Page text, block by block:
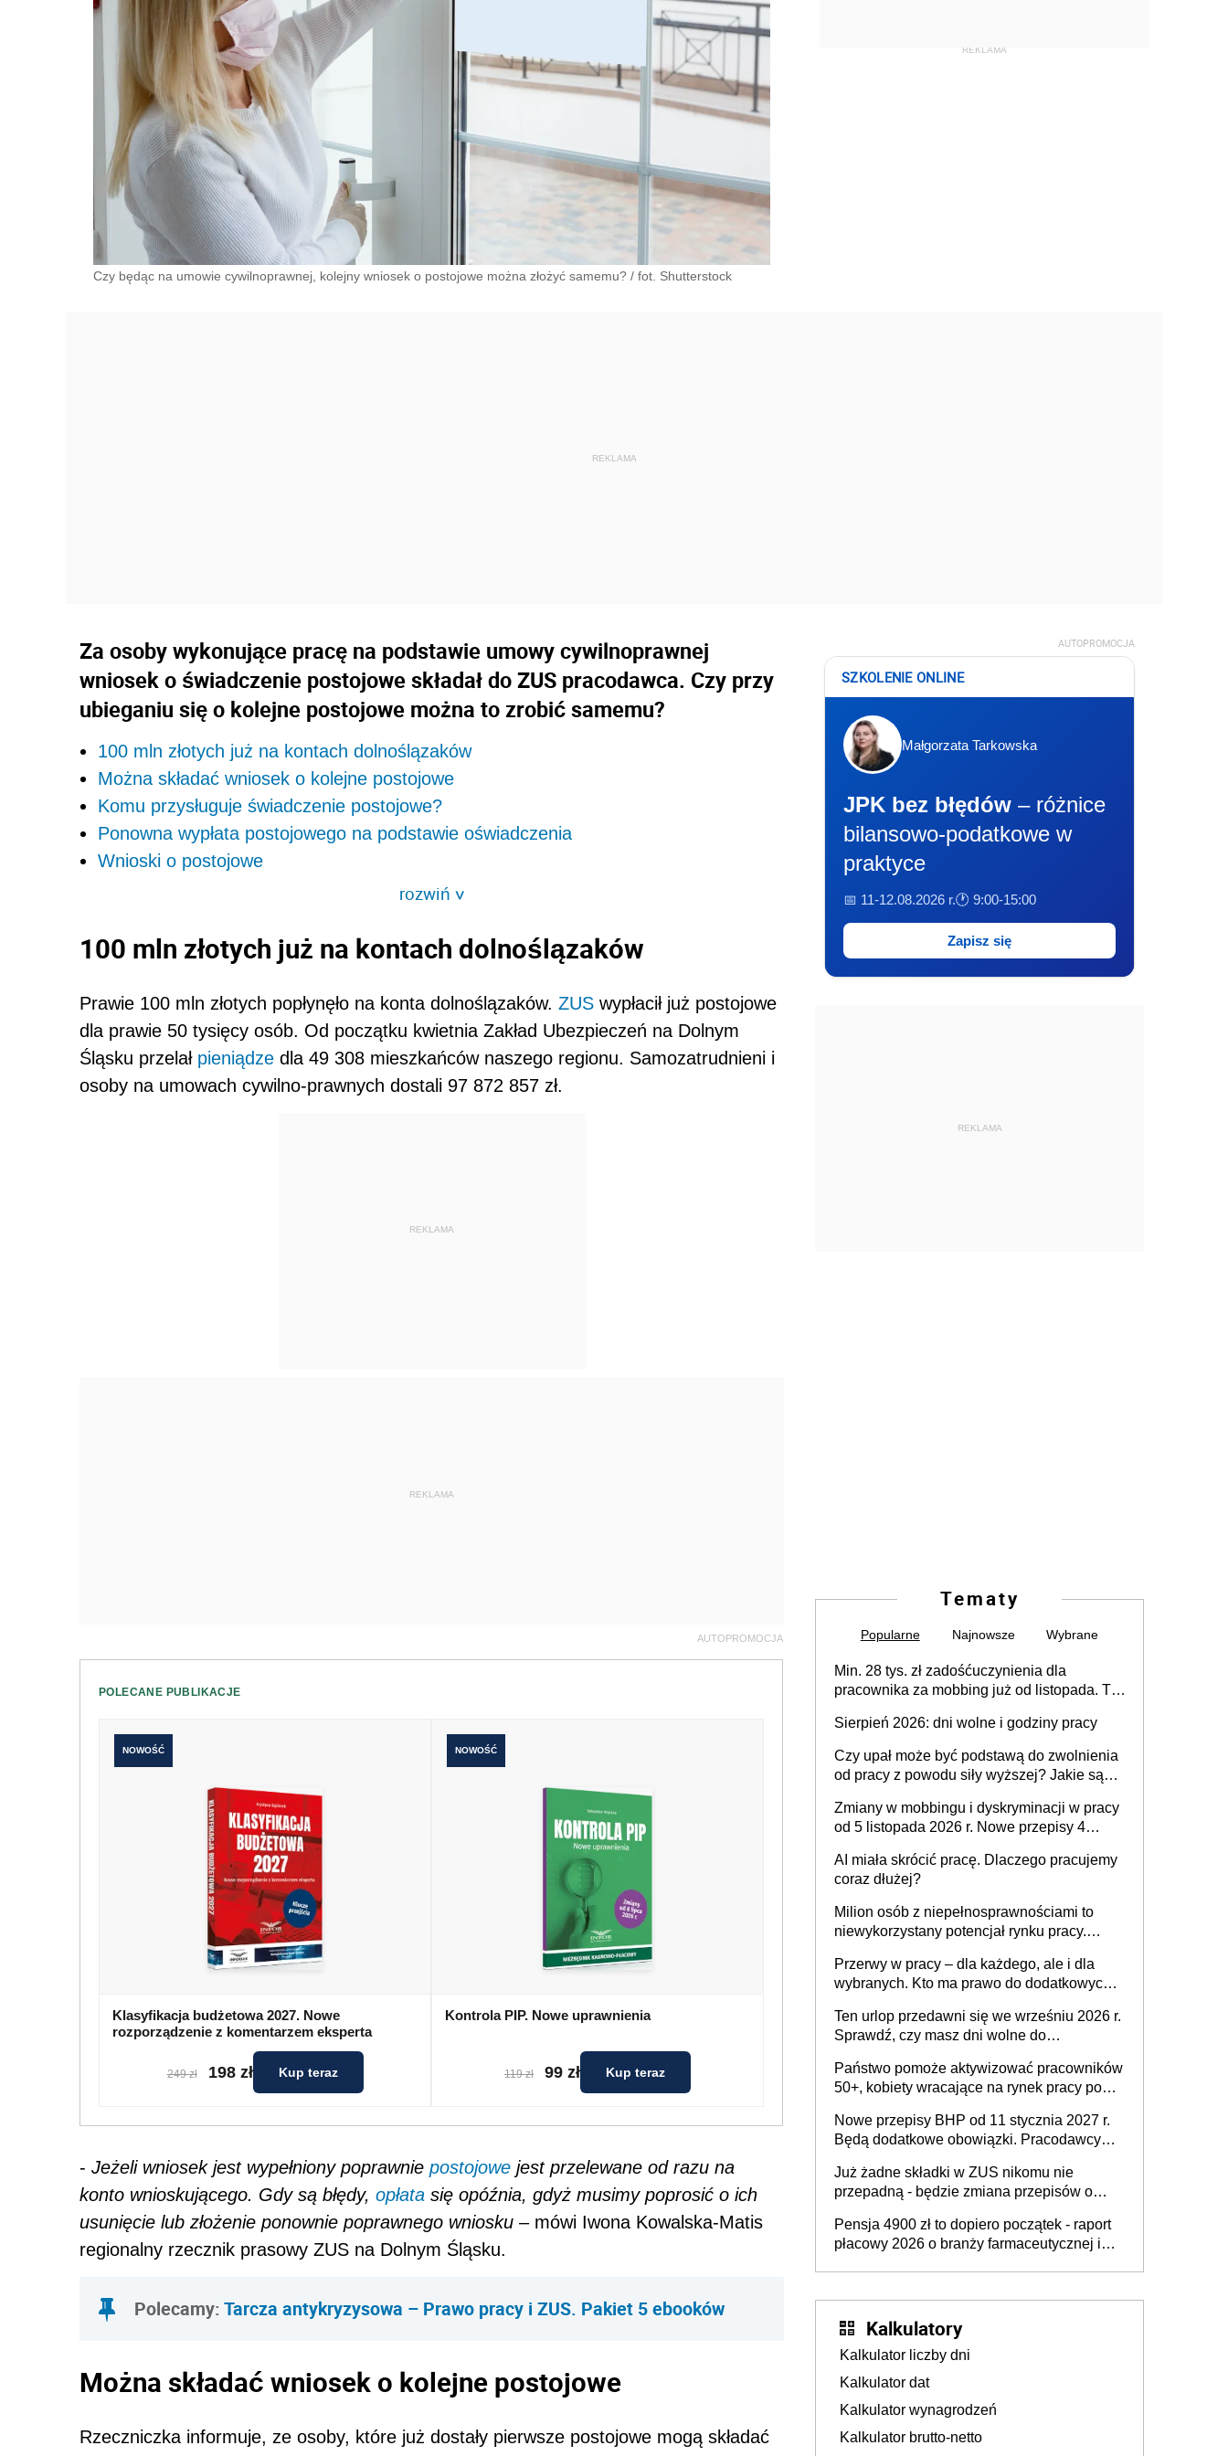
Czy będąc na umowie cywilnoprawnej, kolejny wniosek o postojowe można złożyć samemu? / fot. Shutterstock
Za osoby wykonujące pracę na podstawie umowy cywilnoprawnej
wniosek o świadczenie postojowe składał do ZUS pracodawca. Czy przy
ubieganiu się o kolejne postojowe można to zrobić samemu?
100 mln złotych już na kontach dolnoślązaków
Można składać wniosek o kolejne postojowe
Komu przysługuje świadczenie postojowe?
Ponowna wypłata postojowego na podstawie oświadczenia
Wnioski o postojowe
rozwiń>
100 mln złotych już na kontach dolnoślązaków
Prawie 100 mln złotych popłynęło na konta dolnoślązaków. ZUS wypłacił już postojowe
dla prawie 50 tysięcy osób. Od początku kwietnia Zakład Ubezpieczeń na Dolnym
Śląsku przelał pieniądze dla 49 308 mieszkańców naszego regionu. Samozatrudnieni i
osoby na umowach cywilno-prawnych dostali 97 872 857 zł.
REKLAMA
REKLAMA
AUTOPROMOCJA
POLECANE PUBLIKACJE
NOWOŚĆ
Klasyfikacja budżetowa 2027. Nowe
rozporządzenie z komentarzem eksperta
249 zł 198 zł Kup teraz
NOWOŚĆ
Kontrola PIP. Nowe uprawnienia
119 zł 99 zł Kup teraz
- Jeżeli wniosek jest wypełniony poprawnie postojowe jest przelewane od razu na
konto wnioskującego. Gdy są błędy, opłata się opóźnia, gdyż musimy poprosić o ich
usunięcie lub złożenie ponownie poprawnego wniosku – mówi Iwona Kowalska-Matis
regionalny rzecznik prasowy ZUS na Dolnym Śląsku.
Polecamy: Tarcza antykryzysowa – Prawo pracy i ZUS. Pakiet 5 ebooków
Można składać wniosek o kolejne postojowe
Rzeczniczka informuje, ze osoby, które już dostały pierwsze postojowe mogą składać
AUTOPROMOCJA
SZKOLENIE ONLINE
Małgorzata Tarkowska
JPK bez błędów – różnice
bilansowo-podatkowe w
praktyce
📅 11-12.08.2026 r.🕐 9:00-15:00
Zapisz się
REKLAMA
Tematy
Popularne Najnowsze Wybrane
Min. 28 tys. zł zadośćuczynienia dla
pracownika za mobbing już od listopada. To
zespołu
Sierpień 2026: dni wolne i godziny pracy
Czy upał może być podstawą do zwolnienia
od pracy z powodu siły wyższej? Jakie są
Zmiany w mobbingu i dyskryminacji w pracy
od 5 listopada 2026 r. Nowe przepisy 4
Ustaw
AI miała skrócić pracę. Dlaczego pracujemy
coraz dłużej?
Milion osób z niepełnosprawnościami to
niewykorzystany potencjał rynku pracy.
dofinansowań czy refundacji, ale bariery po
stronie systemu i świadomości
pracodawców [WYWIAD]
Przerwy w pracy – dla każdego, ale i dla
wybranych. Kto ma prawo do dodatkowych
Ten urlop przedawni się we wrześniu 2026 r.
Sprawdź, czy masz dni wolne do
Państwo pomoże aktywizować pracowników
50+, kobiety wracające na rynek pracy po
osoby neuroatypowe. Powstanie Fundusz
na rzecz Inkluzywności w Zatrudnianiu?
Nowe przepisy BHP od 11 stycznia 2027 r.
Będą dodatkowe obowiązki. Pracodawcy
Już żadne składki w ZUS nikomu nie
przepadną - będzie zmiana przepisów o
ubezpieczeniom społecznym
Pensja 4900 zł to dopiero początek - raport
płacowy 2026 o branży farmaceutycznej i
Kalkulatory
Kalkulator liczby dni
Kalkulator dat
Kalkulator wynagrodzeń
Kalkulator brutto-netto